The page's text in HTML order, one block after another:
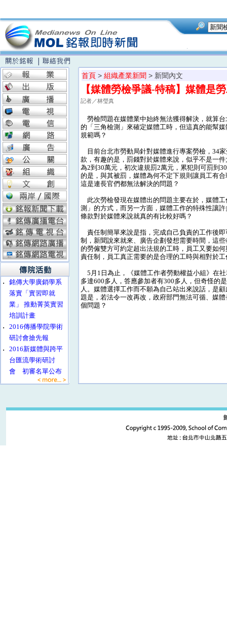
‧
銘傳大學廣銷學系
落實「實習即就
業」 推動菁英實習
培訓計畫
‧
2016傳播學院學術
研討會搶先報
‧
2016新媒體與跨平
台匯流學術研討
會 初審名單公布
首頁 > 組織產業新聞 > 新聞內文
【媒體勞檢爭議-特稿】媒體是
記者／林瑩真
勞檢問題在媒體業中始終無法獲得解決，就算
的「三角檢測」來確定媒體工時，但這真的能幫
規範嗎？
目前台北市勞動局針對媒體進行專案勞檢，34
款，有趣的是，罰錢對於媒體來說，似乎不是一
為2到30萬元，初次違規罰2萬元，累犯則可罰到
的是，與其被罰，媒體為何不定下規則讓員工有
這是連長官們都無法解決的問題？
此次勞檢發現在媒體出的問題主要在於，媒體
測」的方式，而另一方面，媒體工作的特殊性讓
條款對於媒體來說就真的有比較好嗎？
責任制簡單來說是指，完成自己負責的工作後
制，新聞說來就來、廣告企劃發想需要時間，這
的勞僱雙方可約定超出法規的工時，員工又要如
責任制，員工真正需要的是合理的工時與相對於
5月1日為止，《媒體工作者勞動權益小組》在
多達600多人，答應參加者有300多人，但奇怪的
人。媒體選擇工作而不願為自己站出來說話，是
題是，若法令一改再改，政府部門無法可循、媒
個問題？